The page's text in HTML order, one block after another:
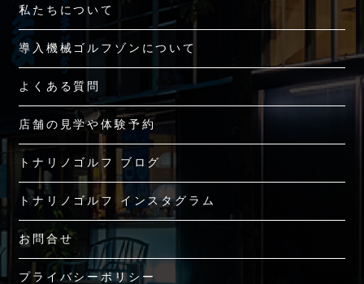
私たちについて
導入機械ゴルフゾンについて
よくある質問
店舗の見学や体験予約
トナリノゴルフ ブログ
トナリノゴルフ インスタグラム
お問合せ
プライバシーポリシー